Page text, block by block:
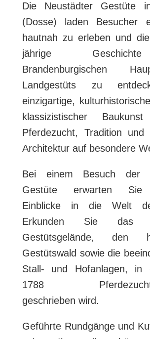
Die Neustädter Gestüte
(Dosse) laden Besucher
hautnah zu erleben und
jährige
Brandenburgischen
Landgestüts zu
einzigartige,
klassizistischer
Pferdezucht, Tradition und
Architektur auf besondere
Bei einem Besuch der
Gestüte erwarten Sie
Einblicke in die Welt
Erkunden Sie das
Gestütsgelände, den
Gestütswald sowie die
Stall- und Hofanlagen, in
1788
geschrieben wird.
Geführte Rundgänge und